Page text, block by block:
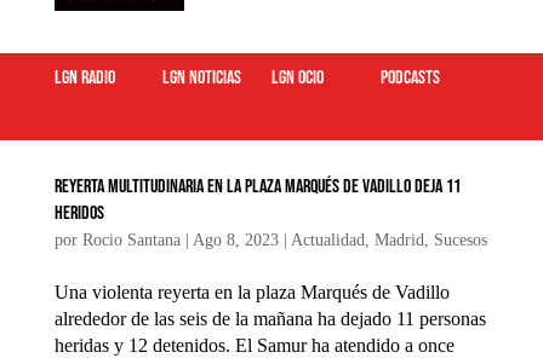
LGN Radio LGN Noticias LGN ocio podcasts
Reyerta multitudinaria en la plaza Marqués de Vadillo deja 11
heridos
por Rocio Santana| Ago 8, 2023| Actualidad, Madrid, Sucesos
Una violenta reyerta en la plaza Marqués de Vadillo
alrededor de las seis de la mañana ha dejado 11 personas
heridas y 12 detenidos. El Samur ha atendido a once